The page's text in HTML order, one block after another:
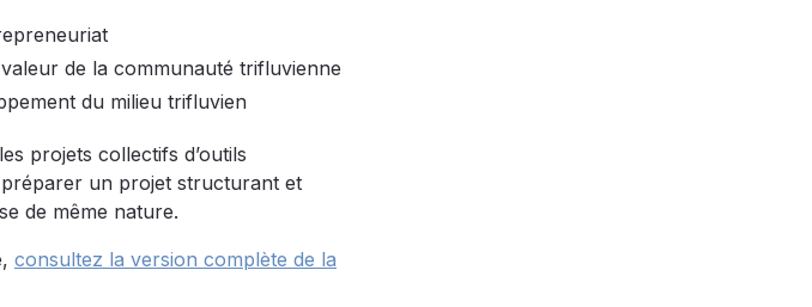
de la communauté trifluvienne
du milieu trifluvien
projets collectifs d’outils
préparer un projet structurant et
de même nature.
consultez la version complète de la